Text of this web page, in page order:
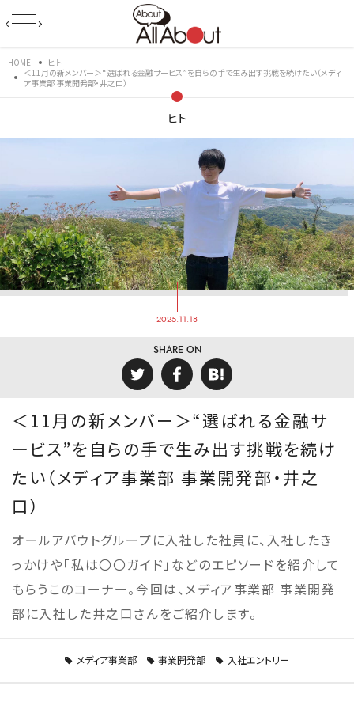
HOME
ヒト
＜11月の新メンバー＞“選ばれる金融サービス”を自らの手で生み出す挑戦を続けたい（メディ
ア事業部 事業開発部・井之口）
ヒト
2025.11.18
SHARE ON
＜11月の新メンバー＞“選ばれる金融サ
ービス”を自らの手で生み出す挑戦を続け
たい（メディア事業部 事業開発部・井之
口）
オールアバウトグループに入社した社員に、入社したき
っかけや「私は〇〇ガイド」などのエピソードを紹介して
もらうこのコーナー。今回は、メディア事業部 事業開発
部に入社した井之口さんをご紹介します。
メディア事業部 事業開発部 入社エントリー